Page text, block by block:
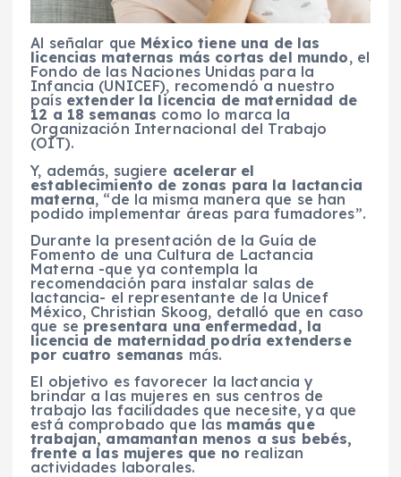
Al señalar que México tiene una de las
licencias maternas más cortas del mundo, el
Fondo de las Naciones Unidas para la
Infancia (UNICEF), recomendó a nuestro
país extender la licencia de maternidad de
12 a 18 semanas como lo marca la
Organización Internacional del Trabajo
(OIT).
Y, además, sugiere acelerar el
establecimiento de zonas para la lactancia
materna, “de la misma manera que se han
podido implementar áreas para fumadores”.
Durante la presentación de la Guía de
Fomento de una Cultura de Lactancia
Materna -que ya contempla la
recomendación para instalar salas de
lactancia- el representante de la Unicef
México, Christian Skoog, detalló que en caso
que sepresentara una enfermedad, la
licencia de maternidad podría extenderse
por cuatro semanas más.
El objetivo es favorecer la lactancia y
brindar a las mujeres en sus centros de
trabajo las facilidades que necesite, ya que
está comprobado que las mamás que
trabajan, amamantan menos a sus bebés,
frente a las mujeres que no realizan
actividades laborales.